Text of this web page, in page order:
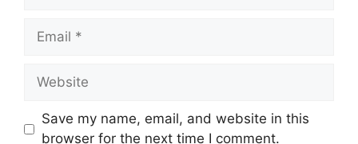
Save my name, email, and website in this
browser for the next time I comment.